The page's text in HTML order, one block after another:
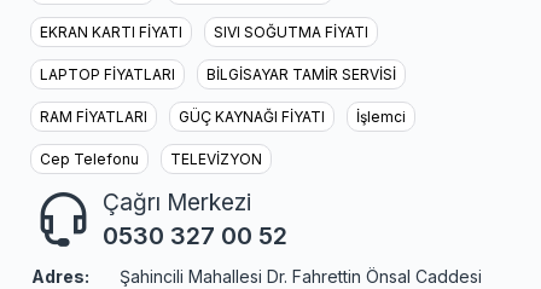
EKRAN KARTI FİYATI SIVI SOĞUTMA FİYATI
LAPTOP FİYATLARI BİLGİSAYAR TAMİR SERVİSİ
RAM FİYATLARI GÜÇ KAYNAĞI FİYATI İşlemci
Cep Telefonu TELEVİZYON
Çağrı Merkezi
0530 327 00 52
Adres:
Şahincili Mahallesi Dr. Fahrettin Önsal Caddesi